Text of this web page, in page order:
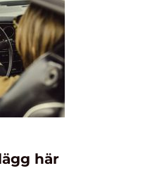
här